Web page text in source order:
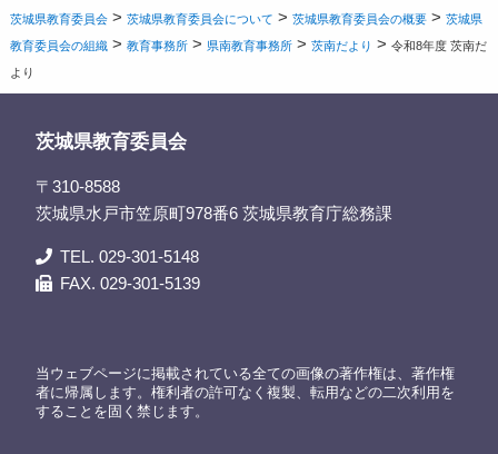
茨城県教育委員会 >茨城県教育委員会について >茨城県教育委員会の概要 >茨城県
教育委員会の組織 >教育事務所 > 県南教育事務所 >茨南だより >令和8年度 茨南だ
より
茨城県教育委員会
〒310-8588
茨城県水戸市笠原町978番6 茨城県教育庁総務課
TEL. 029-301-5148
FAX. 029-301-5139
当ウェブページに掲載されている全ての画像の著作権は、著作権
者に帰属します。権利者の許可なく複製、転用などの二次利用を
することを固く禁じます。